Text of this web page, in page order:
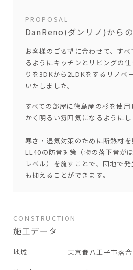
PROPOSAL
DanReno(ダンリノ)から
お客様のご要望に合わせて、すべ
るようにキッチンとリビングの
りを3DKから2LDKをするリノベ
いたしました。
すべての部屋に徳島産の杉を使用
かく明るい雰囲気になるようにし
寒さ・湿気対策のために断熱材
LL40の防音対策（物の落下音が
レベル）を施すことで、団地で
も抑えることができます。
CONSTRUCTION
施工データ
地域 東京都八王子市落合